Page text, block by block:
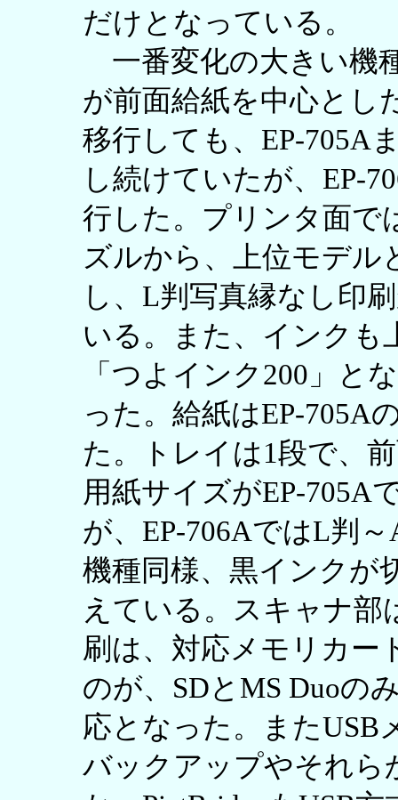
だけとなっている。
一番変化の大きい機
が前面給紙を中心とし
移行しても、EP-705A
し続けていたが、EP-
行した。プリンタ面で
ズルから、上位モデル
し、L判写真縁なし印
いる。また、インクも
「つよインク200」と
った。給紙はEP-705A
た。トレイは1段で、
用紙サイズがEP-705A
が、EP-706AではL判
機種同様、黒インクが
えている。スキャナ
刷は、対応メモリカー
のが、SDとMS Duoの
応となった。またUSB
バックアップやそれら